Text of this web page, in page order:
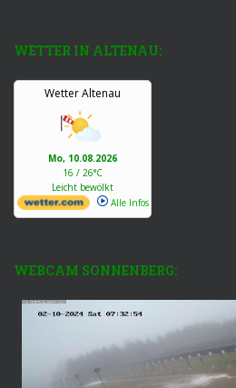
WETTER IN ALTENAU:
Wetter Altenau
Mo, 10.08.2026
16 / 26°C
Leicht bewölkt
Alle Infos
WEBCAM SONNENBERG: